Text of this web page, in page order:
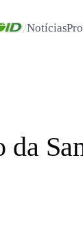
/Notícias